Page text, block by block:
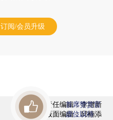
订阅/会员升级
责任编辑：李增新
版面编辑：邱楠添
首席赞赏官
虚位以待